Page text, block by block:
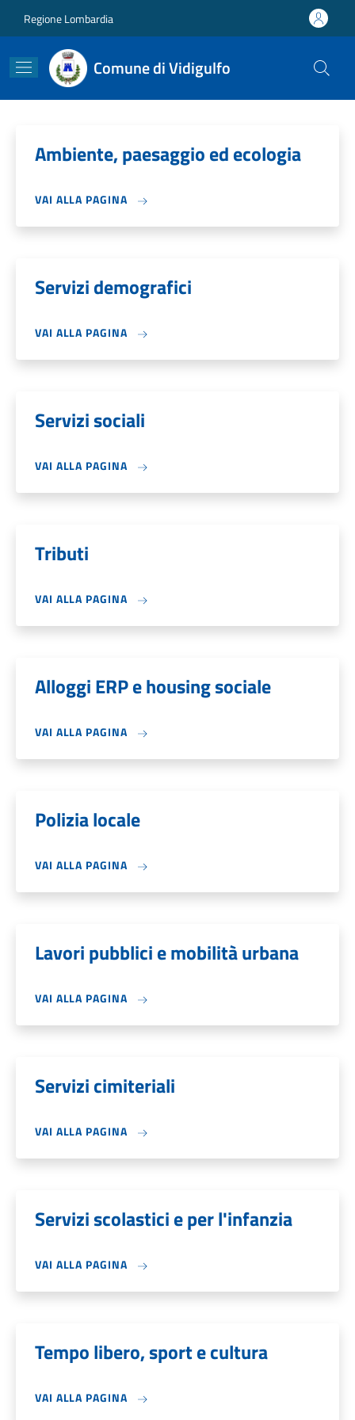
Regione Lombardia
Comune di Vidigulfo
Ambiente, paesaggio ed ecologia
VAI ALLA PAGINA
Servizi demografici
VAI ALLA PAGINA
Servizi sociali
VAI ALLA PAGINA
Tributi
VAI ALLA PAGINA
Alloggi ERP e housing sociale
VAI ALLA PAGINA
Polizia locale
VAI ALLA PAGINA
Lavori pubblici e mobilità urbana
VAI ALLA PAGINA
Servizi cimiteriali
VAI ALLA PAGINA
Servizi scolastici e per l'infanzia
VAI ALLA PAGINA
Tempo libero, sport e cultura
VAI ALLA PAGINA